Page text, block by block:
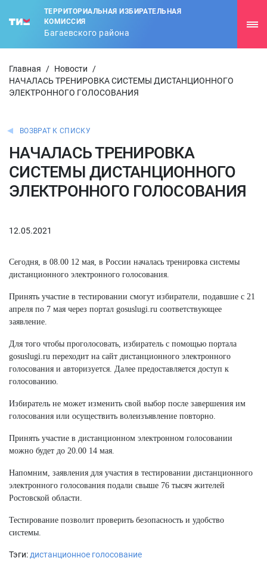
ТЕРРИТОРИАЛЬНАЯ ИЗБИРАТЕЛЬНАЯ
КОМИССИЯ
Багаевского района
Главная / Новости
/
НАЧАЛАСЬ ТРЕНИРОВКА СИСТЕМЫ ДИСТАНЦИОННОГО
ЭЛЕКТРОННОГО ГОЛОСОВАНИЯ
ВОЗВРАТ К СПИСКУ
НАЧАЛАСЬ ТРЕНИРОВКА
СИСТЕМЫ ДИСТАНЦИОННОГО
ЭЛЕКТРОННОГО ГОЛОСОВАНИЯ
12.05.2021
Сегодня, в 08.00 12 мая, в России началась тренировка системы
дистанционного электронного голосования.
Принять участие в тестировании смогут избиратели, подавшие с 21
апреля по 7 мая через портал gosuslugi.ru соответствующее
заявление.
Для того чтобы проголосовать, избиратель с помощью портала
gosuslugi.ru переходит на сайт дистанционного электронного
голосования и авторизуется. Далее предоставляется доступ к
голосованию.
Избиратель не может изменить свой выбор после завершения им
голосования или осуществить волеизъявление повторно.
Принять участие в дистанционном электронном голосовании
можно будет до 20.00 14 мая.
Напомним, заявления для участия в тестировании дистанционного
электронного голосования подали свыше 76 тысяч жителей
Ростовской области.
Тестирование позволит проверить безопасность и удобство
системы.
Тэги: дистанционное голосование